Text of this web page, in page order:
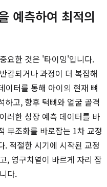
예측하여 최적의
요한 것은 '타이밍'입니다.
감되거나 과정이 더 복잡해
터를 통해 아이의 현재 뼈
하고, 향후 턱뼈와 얼굴 골격
러한 성장 예측 데이터를 바
부조화를 바로잡는 1차 교정
. 적절한 시기에 시작된 교정
, 영구치열이 바르게 자리 잡
다.